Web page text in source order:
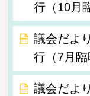
行（10月
議会だよ
行（7月臨
議会だよ